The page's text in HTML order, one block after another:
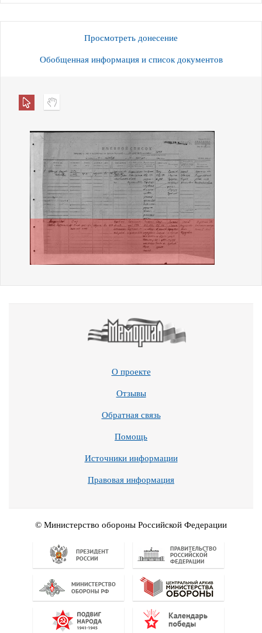
Просмотреть донесение
Обобщенная информация и список документов
О проекте
Отзывы
Обратная связь
Помощь
Источники информации
Правовая информация
© Министерство обороны Российской Федерации